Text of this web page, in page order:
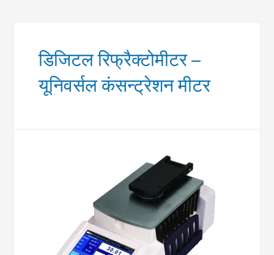
डिजिटल रिफ्रैक्टोमीटर –
यूनिवर्सल कंसन्ट्रेशन मीटर